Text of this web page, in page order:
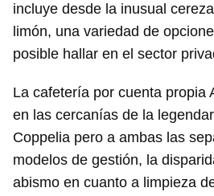
incluye desde la inusual
limón, una variedad de
posible hallar en el sector
La cafetería por cuenta propia
en las cercanías de la
Coppelia pero a ambas las
modelos de gestión, la
abismo en cuanto a limpieza